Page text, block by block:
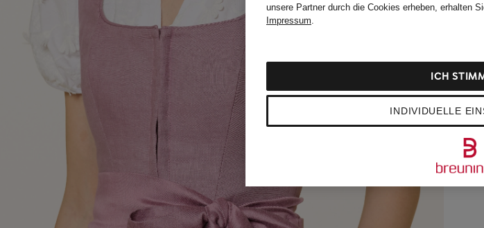
unsere Partner durch die Cookies erheben, erhalten
Impressum.
INDIVIDUELLE
ICH